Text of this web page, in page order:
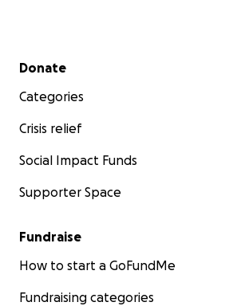
Secondary menu
Donate
Categories
Crisis relief
Social Impact Funds
Supporter Space
Fundraise
How to start a GoFundMe
Fundraising categories